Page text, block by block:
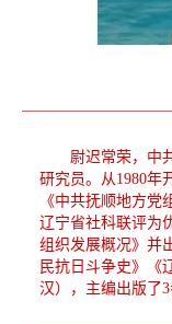
尉迟常荣，中共
研究员。从1980年
《中共抚顺地方
辽宁省社科联评为
组织发展概况》并
民抗日斗争史》《
汉），主编出版了3